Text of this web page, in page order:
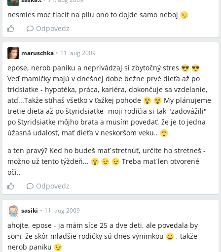
nesmies moc tlacit na pilu ono to dojde samo neboj
Odpovedz
maruschka • 11. aug 2009
epose, nerob paniku a neprivádzaj si zbytočný stres
Veď mamičky majú v dnešnej dobe bežne prvé dieťa až po
tridsiatke - hypotéka, práca, kariéra, dokončuje sa vzdelanie,
atď...Takže stíhaš všetko v ťažkej pohode
My plánujeme
tretie dieťa až po štyridsiatke- moji rodičia si tak "zadovážili"
po štyridsiatke môjho brata a musím povedať, že je to jedna
úžasná udalosť, mať dieťa v neskoršom veku..
a ten pravý? Keď ho budeš mať stretnúť, určite ho stretneš -
možno už tento týždeň...
Treba mať len otvorené
oči..
Odpovedz
sasiki • 11. aug 2009
ahojte, epose - ja mám síce 25 a dve deti, ale povedala by
som, že skôr mladšie rodičky sú dnes výnimkou
, takže
nerob paniku